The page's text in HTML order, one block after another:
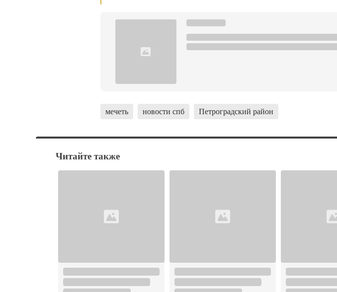
мечеть новости спб Петроградский район
Читайте также